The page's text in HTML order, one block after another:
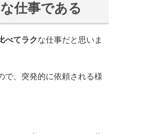
仕事である
べてラクな仕事だと思いま
で、突発的に依頼される様